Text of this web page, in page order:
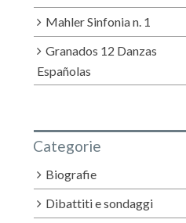
Mahler Sinfonia n. 1
Granados 12 Danzas
Españolas
Categorie
Biografie
Dibattiti e sondaggi